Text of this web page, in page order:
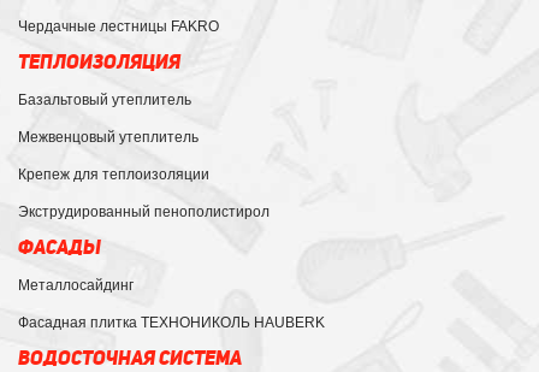
Чердачные лестницы FAKRO
ТЕПЛОИЗОЛЯЦИЯ
Базальтовый утеплитель
Межвенцовый утеплитель
Крепеж для теплоизоляции
Экструдированный пенополистирол
ФАСАДЫ
Металлосайдинг
Фасадная плитка ТЕХНОНИКОЛЬ HAUBERK
ВОДОСТОЧНАЯ СИСТЕМА